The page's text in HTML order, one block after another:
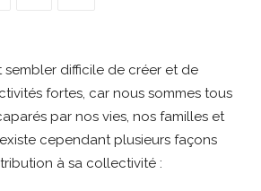
sembler difficile de créer et de
fortes, car nous sommes tous
par nos vies, nos familles et
cependant plusieurs façons
à sa collectivité :